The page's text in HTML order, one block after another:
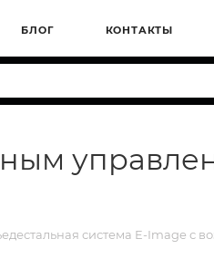
БЛОГ КОНТАКТЫ
система E-Image с